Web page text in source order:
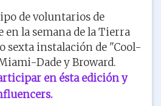
de voluntarios de
en la semana de la Tierra
sexta instalación de "Cool-
Dade y Broward.
en ésta edición y